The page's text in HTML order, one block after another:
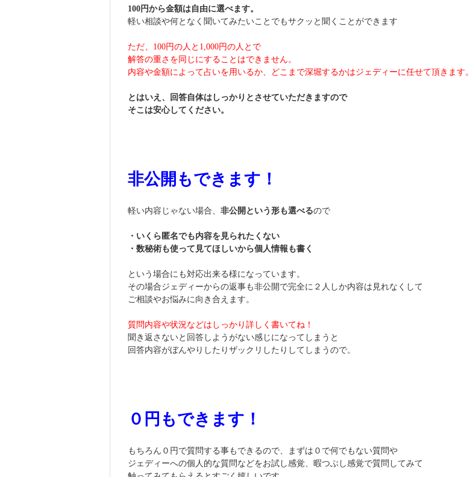
100円から金額は自由に選べます。
軽い相談や何となく聞いてみたいことでもサクッと聞くことができます
ただ、100円の人と1,000円の人とで
解答の重さを同じにすることはできません。
内容や金額によって占いを用いるか、どこまで深堀するかはジェディーに任せて頂きます。
とはいえ、回答自体はしっかりとさせていただきますので
そこは安心してください。
非公開もできます！
軽い内容じゃない場合、 非公開という形も選べるので
・いくら匿名でも内容を見られたくない
・数秘術も使って見てほしいから個人情報も書く
という場合にも対応出来る様になっています。
その場合ジェディーからの返事も非公開で完全に２人しか内容は見れなくして
ご相談やお悩みに向き合えます。
質問内容や状況などはしっかり詳しく書いてね！
聞き返さないと回答しようがない感じになってしまうと
回答内容がぼんやりしたりザックリしたりしてしまうので。
０円もできます！
もちろん０円で質問する事もできるので、まずは０で何でもない質問や
ジェディーへの個人的な質問などをお試し感覚、暇つぶし感覚で質問してみて